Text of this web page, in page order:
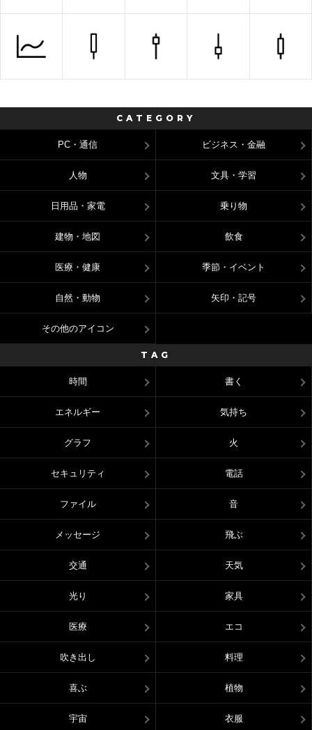
CATEGORY
PC・通信 ビジネス・金融
人物 文具・学習
日用品・家電 乗り物
建物・地図 飲食
医療・健康 季節・イベント
自然・動物 矢印・記号
その他のアイコン
TAG
時間 書く
エネルギー 気持ち
グラフ 火
セキュリティ 電話
ファイル 音
メッセージ 飛ぶ
交通 天気
光り 家具
医療 エコ
吹き出し 料理
喜ぶ 植物
宇宙 衣服